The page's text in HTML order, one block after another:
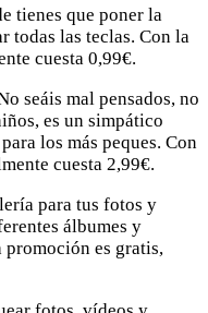
tienes que poner la
todas las teclas. Con la
cuesta 0,99€.
seáis mal pensados, no
es un simpático
los más peques. Con
cuesta 2,99€.
para tus fotos y
álbumes y
es gratis,